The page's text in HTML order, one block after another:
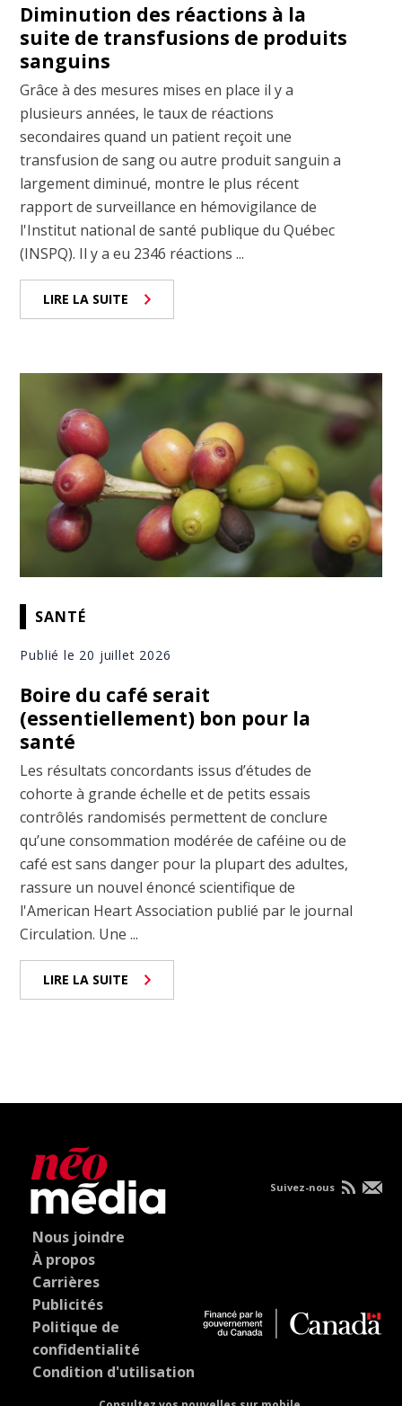
Diminution des réactions à la
suite de transfusions de produits
sanguins
Grâce à des mesures mises en place il y a
plusieurs années, le taux de réactions
secondaires quand un patient reçoit une
transfusion de sang ou autre produit sanguin a
largement diminué, montre le plus récent
rapport de surveillance en hémovigilance de
l'Institut national de santé publique du Québec
(INSPQ). Il y a eu 2346 réactions ...
LIRE LA SUITE
SANTÉ
Publié le 20 juillet 2026
Boire du café serait
(essentiellement) bon pour la
santé
Les résultats concordants issus d’études de
cohorte à grande échelle et de petits essais
contrôlés randomisés permettent de conclure
qu’une consommation modérée de caféine ou de
café est sans danger pour la plupart des adultes,
rassure un nouvel énoncé scientifique de
l'American Heart Association publié par le journal
Circulation. Une ...
LIRE LA SUITE
Nous joindre
À propos
Carrières
Publicités
Politique de
confidentialité
Condition d'utilisation
Suivez-nous